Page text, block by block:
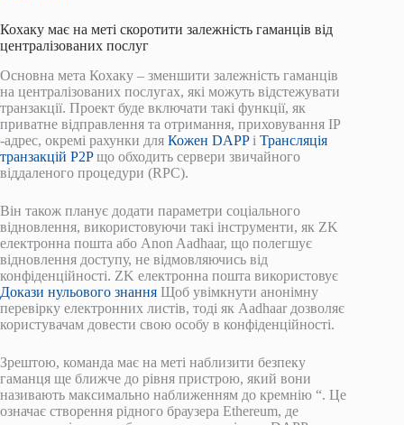
Кохаку має на меті скоротити залежність гаманців від
централізованих послуг
Основна мета Кохаку – зменшити залежність гаманців
на централізованих послугах, які можуть відстежувати
транзакції. Проект буде включати такі функції, як
приватне відправлення та отримання, приховування IP
-адрес, окремі рахунки для Кожен DAPPі Трансляція
транзакцій P2Pщо обходить сервери звичайного
віддаленого процедури (RPC).
Він також планує додати параметри соціального
відновлення, використовуючи такі інструменти, як ZK
електронна пошта або Anon Aadhaar, що полегшує
відновлення доступу, не відмовляючись від
конфіденційності. ZK електронна пошта використовує
Докази нульового знання Щоб увімкнути анонімну
перевірку електронних листів, тоді як Aadhaar дозволяє
користувачам довести свою особу в конфіденційності.
Зрештою, команда має на меті наблизити безпеку
гаманця ще ближче до рівня пристрою, який вони
називають максимально наближенням до кремнію “. Це
означає створення рідного браузера Ethereum, де